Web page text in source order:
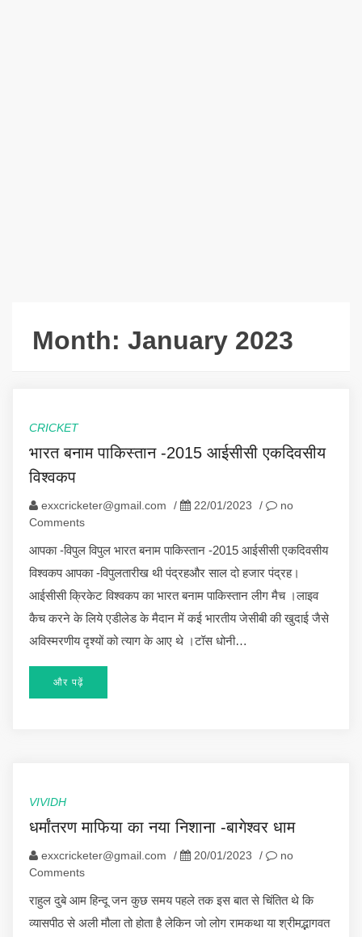
Month: January 2023
CRICKET
भारत बनाम पाकिस्तान -2015 आईसीसी एकदिवसीय
विश्वकप
exxcricketer@gmail.com / 22/01/2023 /
no
Comments
आपका -विपुल विपुल भारत बनाम पाकिस्तान -2015 आईसीसी एकदिवसीय
विश्वकप आपका -विपुलतारीख थी पंद्रहऔर साल दो हजार पंद्रह।
आईसीसी क्रिकेट विश्वकप का भारत बनाम पाकिस्तान लीग मैच ।लाइव
कैच करने के लिये एडीलेड के मैदान में कई भारतीय जेसीबी की खुदाई जैसे
अविस्मरणीय दृश्यों को त्याग के आए थे ।टॉस धोनी…
और पढ़ें
VIVIDH
धर्मांतरण माफिया का नया निशाना -बागेश्वर धाम
exxcricketer@gmail.com / 20/01/2023 /
no
Comments
राहुल दुबे आम हिन्दू जन कुछ समय पहले तक इस बात से चिंतित थे कि
व्यासपीठ से अली मौला तो होता है लेकिन जो लोग रामकथा या श्रीमद्भागवत